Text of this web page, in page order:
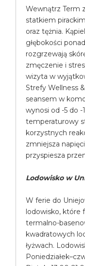
Wewnątrz Term
statkiem
oraz tężnia.
głębokości
rozgrzewają
zmęczenie i
wizyta w
Strefy Wellness
seansem w
wynosi od -5 do -
temperaturowy
korzystnych
zmniejsza
przyspiesza
Lodowisko w
W ferie do
lodowisko, które
termalno-
kwadratowych
łyżwach.